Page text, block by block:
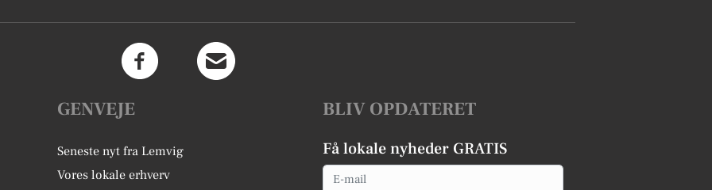
GENVEJE
Seneste nyt fra Lemvig
Vores lokale erhverv
BLIV OPDATERET
Få lokale nyheder GRATIS
Email